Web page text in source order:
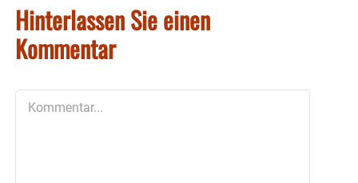
Hinterlassen Sie einen
Kommentar